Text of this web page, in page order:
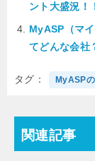
ント大盛況！
MyASP（マ
てどんな会社
タグ MyASP
関連記事